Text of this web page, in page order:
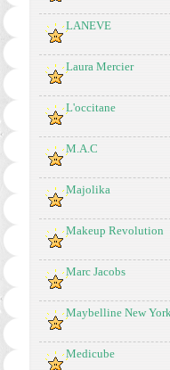
LANEVE
Laura Mercier
L'occitane
M.A.C
Majolika
Makeup Revolution
Marc Jacobs
Maybelline New
Medicube